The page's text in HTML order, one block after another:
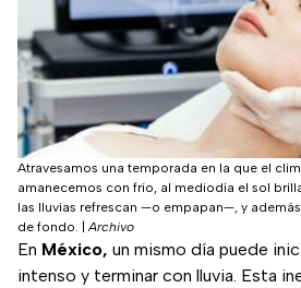
Atravesamos una temporada en la que el
amanecemos con frío, al mediodía el sol
las lluvias refrescan —o empapan—, y
de fondo. |Archivo
En México, un mismo día puede
intenso y terminar con lluvia. Esta